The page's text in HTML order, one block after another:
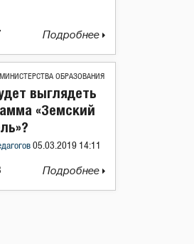
Подробнее
ОБРАЗОВАНИЯ
выглядеть
«Земский
05.03.2019 14:11
Подробнее